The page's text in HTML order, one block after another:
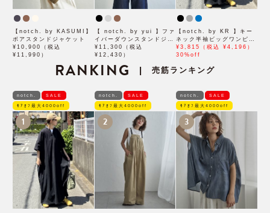
【notch. by KASUMI】
ボアスタンドジャケット
¥10,900（税込
¥11,990）
【 notch. by yui 】ファ
イバーダウンスタンドジャ
ケット
¥11,300（税込
¥12,430）
【notch. by KR 】キー
ネック半袖ビッグワンピー
ス
¥3,815（税込 ¥4,196）
30%off
RANKING | 売筋ランキング
notch. SALE
ﾓｱｵﾌ最大4000off
1
notch. SALE
ﾓｱｵﾌ最大4000off
2
notch. SALE
ﾓｱｵﾌ最大4000off
3